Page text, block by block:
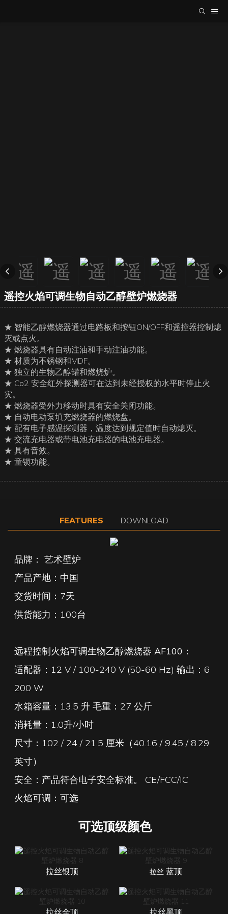
遥控火焰可调生物自动乙醇壁炉燃烧器
★ 智能乙醇燃烧器通过电路板和按钮ON/OFF和遥控器控制熄
灭或点火。
★ 燃烧器具有自动注油和手动注油功能。
★ 材质为不锈钢和MDF。
★ 独立的生物乙醇罐和燃烧炉。
★ Co2 安全红外探测器可在达到未经授权的水平时停止火
灾。
★ 燃烧器受外力移动时具有安全关闭功能。
★ 自动电动泵填充燃烧器的燃烧盘。
★ 配有电子感温探测器，温度达到规定值时自动熄灭。
★ 交流充电器或带电池充电器的电池充电器。
★ 具有音效。
★ 童锁功能。
FEATURES DOWNLOAD
品牌： 艺术壁炉
产品产地：中国
交货时间：7天
供货能力：100台
远程控制火焰可调生物乙醇燃烧器 AF100：
适配器：12 V / 100-240 V (50-60 Hz) 输出：6
200 W
水箱容量：13.5 升 毛重：27 公斤
消耗量：1.0升/小时
尺寸：102 / 24 / 21.5 厘米（40.16 / 9.45 / 8.29
英寸）
安全：产品符合电子安全标准。 CE/FCC/IC
火焰可调：可选
可选顶级颜色
拉丝银顶 拉丝蓝顶
拉丝金顶 拉丝黑顶